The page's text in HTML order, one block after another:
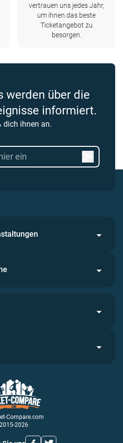
vertrauen uns jedes Jahr,
um ihnen das beste
Ticketangebot zu
besorgen.
werden über die
informiert.
dich ihnen an.
Compare.com
2015-2026